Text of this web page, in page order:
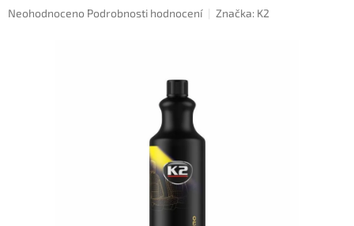
Průměrné
Neohodnoceno Podrobnosti hodnocení Značka: K2